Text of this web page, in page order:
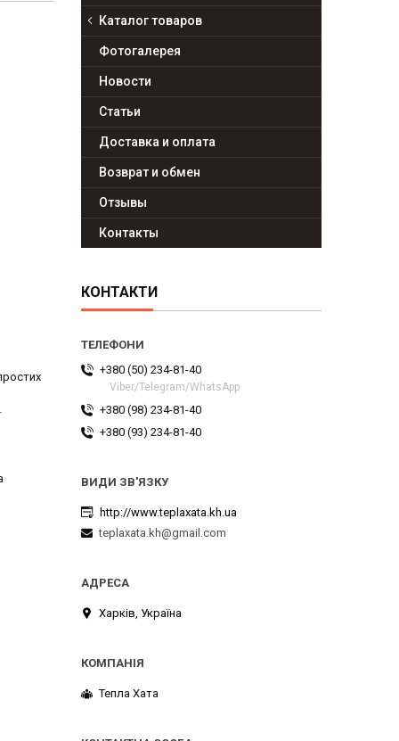
Каталог товаров
Фотогалерея
Новости
Статьи
Доставка и оплата
Возврат и обмен
Отзывы
Контакты
КОНТАКТИ
+380 (50) 234-81-40
Viber/Telegram/WhatsApp
+380 (98) 234-81-40
+380 (93) 234-81-40
http://www.teplaxata.kh.ua
teplaxata.kh@gmail.com
Харків, Україна
Тепла Хата